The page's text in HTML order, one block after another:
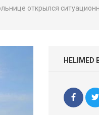
открылся